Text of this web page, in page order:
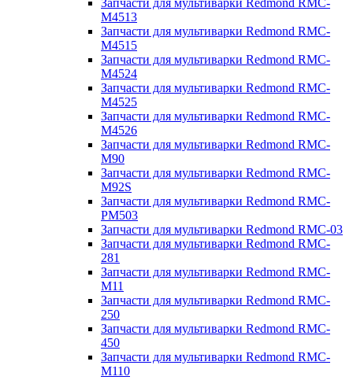
Запчасти для мультиварки Redmond RMC-
M4513
Запчасти для мультиварки Redmond RMC-
M4515
Запчасти для мультиварки Redmond RMC-
M4524
Запчасти для мультиварки Redmond RMC-
M4525
Запчасти для мультиварки Redmond RMC-
M4526
Запчасти для мультиварки Redmond RMC-
M90
Запчасти для мультиварки Redmond RMC-
M92S
Запчасти для мультиварки Redmond RMC-
PM503
Запчасти для мультиварки Redmond RMC-03
Запчасти для мультиварки Redmond RMC-
281
Запчасти для мультиварки Redmond RMC-
M11
Запчасти для мультиварки Redmond RMC-
250
Запчасти для мультиварки Redmond RMC-
450
Запчасти для мультиварки Redmond RMC-
M110